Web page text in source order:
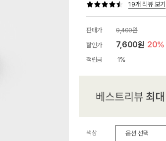
19개 리뷰 보기
판매가
9,400원
할인가
7,600원 20%
적립금 1%
색상